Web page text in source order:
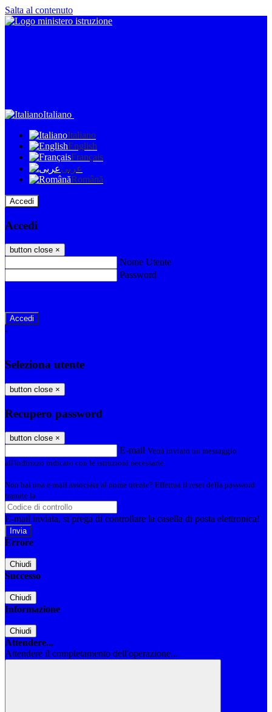
Salta al contenuto
Italiano
Italiano
English
Français
عربى
Română
Accedi
Accedi
button close ×
Nome Utente
Password
-
Seleziona utente
button close ×
Recupero password
button close ×
E-mail Verrà inviato un messaggio
all'indirizzo indicato con le istruzioni necessarie.
Non hai una e-mail associata al nome utente? Effettua il reset della password
tramite la
E-mail inviata, si prega di controllare la casella di posta elettronica!
Errore
Chiudi
Successo
Chiudi
Informazione
Chiudi
Attendere...
Attendere il completamento dell'operazione...